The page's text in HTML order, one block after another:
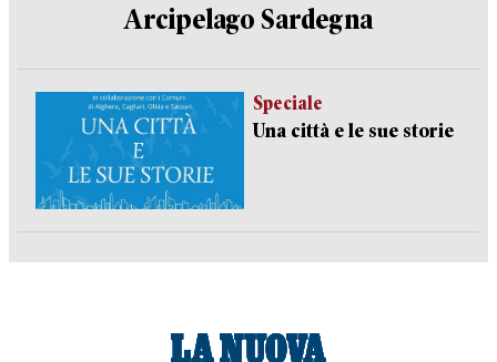
Arcipelago Sardegna
Speciale
Una città e le sue storie